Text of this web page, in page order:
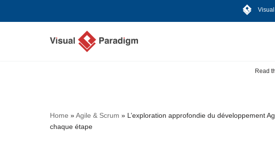
Read
Home »Agile & Scrum » L’exploration approfondie du développement
chaque étape